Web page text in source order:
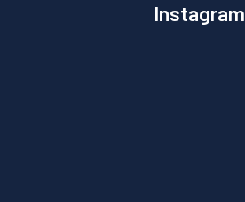
Instagram